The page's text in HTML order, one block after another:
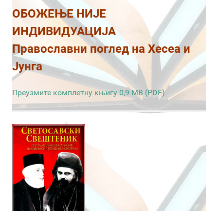
ОБОЖЕЊЕ НИЈЕ
ИНДИВИДУАЦИЈА
Православни поглед на Хесеа и
Јунга
Преузмите комплетну књигу 0,9 MB (PDF)